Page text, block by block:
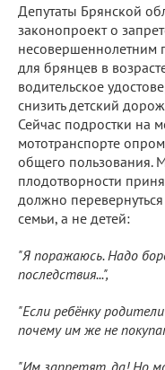
Депутаты Брянской
законопроект о
несовершеннолетним
для брянцев в
водительское
снизить детский
Сейчас подростки на
мототранспорте
общего пользования.
плодотворности
должно
семьи, а не детей:
"Я поражаюсь. Надо
последствия...",
"Если ребёнку
почему им же не
"Им запретят, да! Но